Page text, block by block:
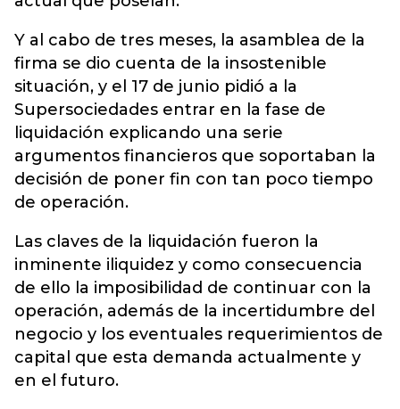
Y al cabo de tres meses, la asamblea de la
firma se dio cuenta de la insostenible
situación, y el 17 de junio pidió a la
Supersociedades entrar en la fase de
liquidación explicando una serie
argumentos financieros que soportaban la
decisión de poner fin con tan poco tiempo
de operación.
Las claves de la liquidación fueron la
inminente iliquidez y como consecuencia
de ello la imposibilidad de continuar con la
operación, además de la incertidumbre del
negocio y los eventuales requerimientos de
capital que esta demanda actualmente y
en el futuro.